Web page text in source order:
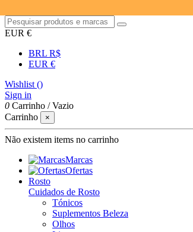
EUR €
BRL R$
EUR €
Wishlist ()
Sign in
0 Carrinho /Vazio
Carrinho
×
Não existem items no carrinho
Marcas
Ofertas
Rosto
Cuidados de Rosto
Tónicos
Suplementos Beleza
Olhos